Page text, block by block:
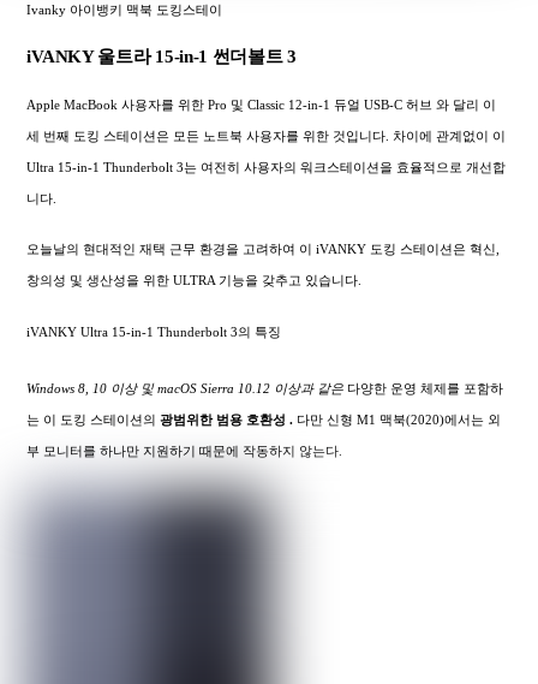
Ivanky 아이뱅키 맥북 도킹스테이
iVANKY 울트라 15-in-1 썬더볼트 3
Apple MacBook 사용자를 위한 Pro 및 Classic 12-in-1 듀얼 USB-C 허브 와 달리 이
세 번째 도킹 스테이션은 모든 노트북 사용자를 위한 것입니다. 차이에 관계없이 이
Ultra 15-in-1 Thunderbolt 3는 여전히 사용자의 워크스테이션을 효율적으로 개선합
니다.
오늘날의 현대적인 재택 근무 환경을 고려하여 이 iVANKY 도킹 스테이션은 혁신,
창의성 및 생산성을 위한 ULTRA 기능을 갖추고 있습니다.
iVANKY Ultra 15-in-1 Thunderbolt 3의 특징
Windows 8, 10 이상 및 macOS Sierra 10.12 이상과 같은 다양한 운영 체제를 포함하
는 이 도킹 스테이션의광범위한 범용 호환성 . 다만 신형 M1 맥북(2020)에서는 외
부 모니터를 하나만 지원하기 때문에 작동하지 않는다.